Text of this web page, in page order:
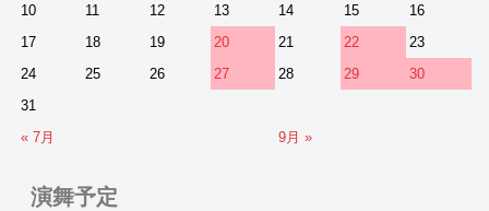
10
11 12 13 14 15
16
17
18 19 20 21 22
23
24
25 26 27 28 29
30
31
« 7月
9月 »
演舞予定